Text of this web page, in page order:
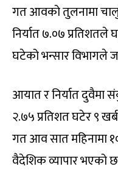
गत आवको तुलनामा
निर्यात ७.०७ प्रतिशतले
घटेको भन्सार विभागले
आयात र निर्यात
२.७५ प्रतिशत घटेर ९
गत आव सात महिनामा
वैदेशिक व्यापार भएको